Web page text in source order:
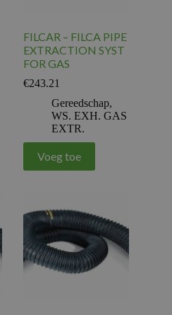
FILCAR – FILCA PIPE
EXTRACTION SYST
FOR GAS
€243.21
Gereedschap,
WS. EXH. GAS
EXTR.
Voeg toe